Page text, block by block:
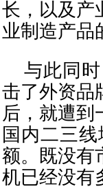
长，以及产
业制造产品
与此同
击了外资品
后，就遭到
国内二三
额。既没有
机已经没有